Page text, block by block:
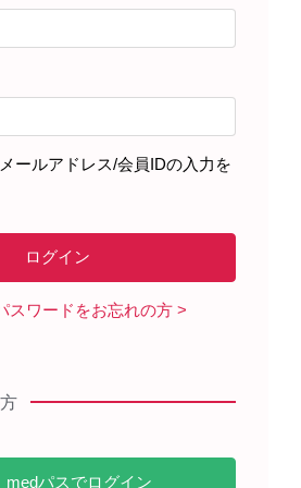
とそのご家族へ（2025年6
情報
ールアドレス/会員IDの入力を
スワードをお忘れの方